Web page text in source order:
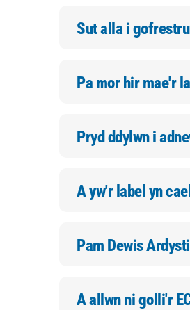
Sut alla i
Pa mor hir mae'r
Pryd ddylwn i
A yw'r label yn
Pam Dewis
A allwn ni golli'r